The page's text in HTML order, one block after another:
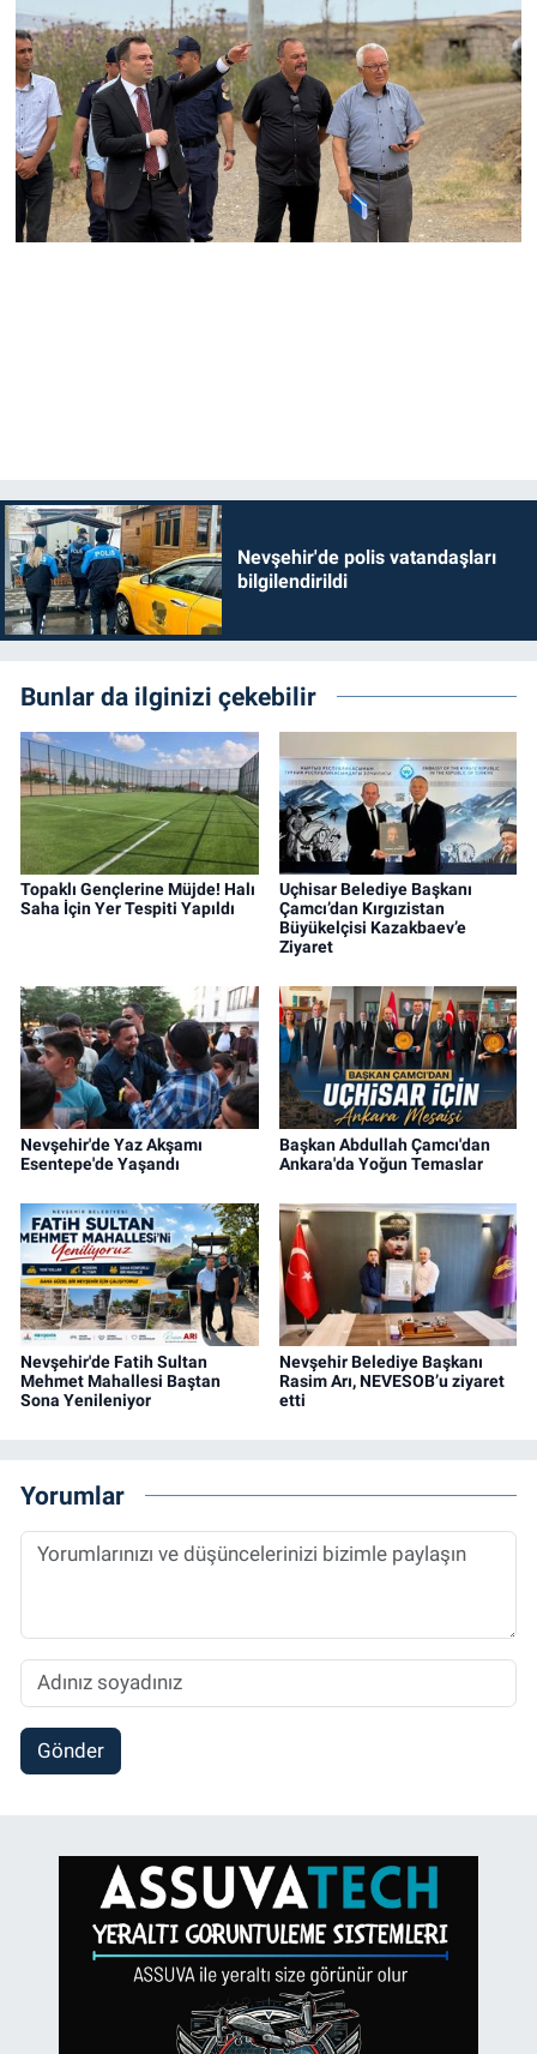
Nevşehir'de polis vatandaşları
bilgilendirildi
Bunlar da ilginizi çekebilir
Topaklı Gençlerine Müjde! Halı
Saha İçin Yer Tespiti Yapıldı
Uçhisar Belediye Başkanı
Çamcı’dan Kırgızistan
Büyükelçisi Kazakbaev’e
Ziyaret
Nevşehir'de Yaz Akşamı
Esentepe'de Yaşandı
Başkan Abdullah Çamcı'dan
Ankara'da Yoğun Temaslar
Nevşehir'de Fatih Sultan
Mehmet Mahallesi Baştan
Sona Yenileniyor
Nevşehir Belediye Başkanı
Rasim Arı, NEVESOB’u ziyaret
etti
Yorumlar
Gönder